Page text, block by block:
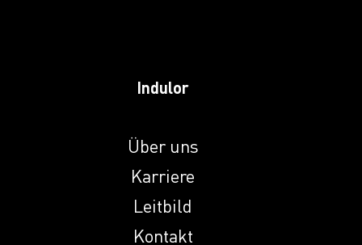
Induprint PAC 308
Induprint PAC 319
Induprint PAC 353
Indulor
Über uns
Karriere
Leitbild
Kontakt